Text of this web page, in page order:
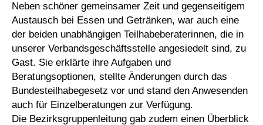
Neben schöner gemeinsamer Zeit und gegenseitigem
Austausch bei Essen und Getränken, war auch eine
der beiden unabhängigen Teilhabeberaterinnen, die in
unserer Verbandsgeschäftsstelle angesiedelt sind, zu
Gast. Sie erklärte ihre Aufgaben und
Beratungsoptionen, stellte Änderungen durch das
Bundesteilhabegesetz vor und stand den Anwesenden
auch für Einzelberatungen zur Verfügung.
Die Bezirksgruppenleitung gab zudem einen Überblick